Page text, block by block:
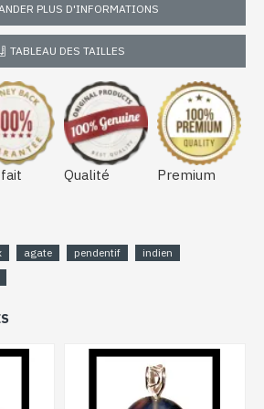
PLUS D'INFORMATIONS
TABLEAU DES TAILLES
Qualité Premium
agate pendentif
indien